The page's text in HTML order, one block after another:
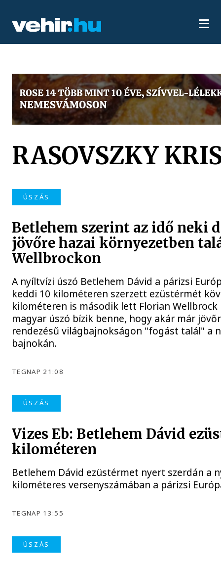
RASOVSZKY
ÚSZÁS
Betlehem szerint az idő neki
jövőre hazai környezetben
Wellbrockon
A nyíltvízi úszó Betlehem Dávid a párizsi
keddi 10 kilométeren szerzett ezüstérmét
kilométeren is második lett Florian Wellbrock
magyar úszó bízik benne, hogy akár már
rendezésű világbajnokságon "fogást talál" a
bajnokán.
TEGNAP 21:08
ÚSZÁS
Vizes Eb: Betlehem Dávid
kilométeren
Betlehem Dávid ezüstérmet nyert szerdán a
kilométeres versenyszámában a párizsi
TEGNAP 13:55
ÚSZÁS